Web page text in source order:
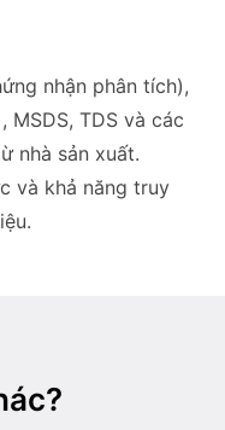
nhận phân tích),
MSDS, TDS và các
nhà sản xuất.
và khả năng truy